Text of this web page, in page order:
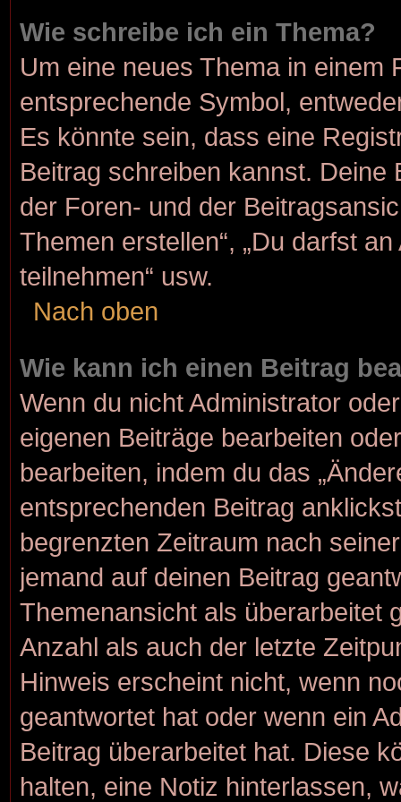
Wie schreibe ich ein Thema?
Um eine neues Thema in einem
entsprechende Symbol,
Es könnte sein, dass eine
Beitrag schreiben kannst. Deine
der Foren- und der
Themen erstellen“, „Du darfst
teilnehmen“ usw.
Nach oben
Wie kann ich einen Beitrag
Wenn du nicht Administrator
eigenen Beiträge bearbeiten
bearbeiten, indem du das
entsprechenden Beitrag
begrenzten Zeitraum nach
jemand auf deinen Beitrag
Themenansicht als überarbeitet
Anzahl als auch der letzte
Hinweis erscheint nicht, wenn
geantwortet hat oder wenn ein
Beitrag überarbeitet hat. Diese
halten, eine Notiz hinterlassen,